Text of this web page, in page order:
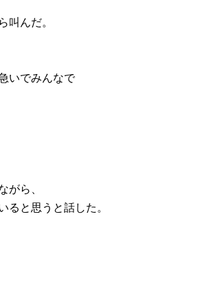
叫んだ。
いでみんなで
がら、
ると思うと話した。